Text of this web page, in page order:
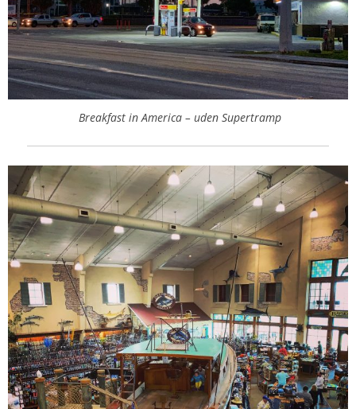
Breakfast in America – uden Supertramp